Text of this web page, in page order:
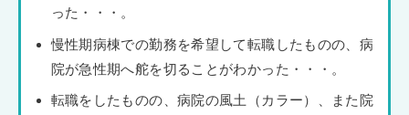
った・・・。
慢性期病棟での勤務を希望して転職したものの、病
院が急性期へ舵を切ることがわかった・・・。
転職をしたものの、病院の風土（カラー）、また院